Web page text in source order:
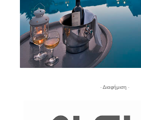
- Διαφήμιση -